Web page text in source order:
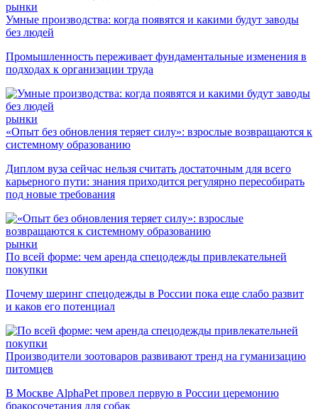
рынки
Умные производства: когда появятся и какими будут заводы
без людей
Промышленность переживает фундаментальные изменения в
подходах к организации труда
рынки
«Опыт без обновления теряет силу»: взрослые возвращаются к
системному образованию
Диплом вуза сейчас нельзя считать достаточным для всего
карьерного пути: знания приходится регулярно пересобирать
под новые требования
рынки
По всей форме: чем аренда спецодежды привлекательней
покупки
Почему шеринг спецодежды в России пока еще слабо развит
и каков его потенциал
Производители зоотоваров развивают тренд на гуманизацию
питомцев
В Москве AlphaPet провел первую в России церемонию
бракосочетания для собак